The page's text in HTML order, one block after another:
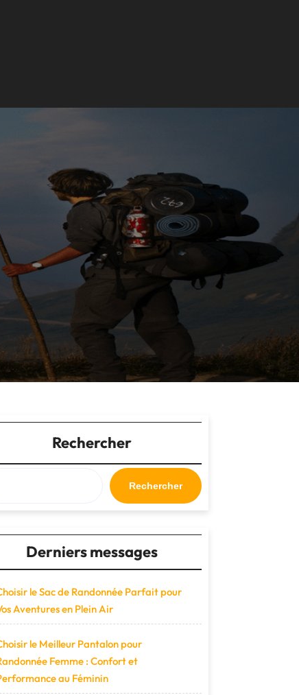
Rechercher
Rechercher
Derniers messages
le Sac de Randonnée Parfait pour
Aventures en Plein Air
le Meilleur Pantalon pour
Femme : Confort et
au Féminin